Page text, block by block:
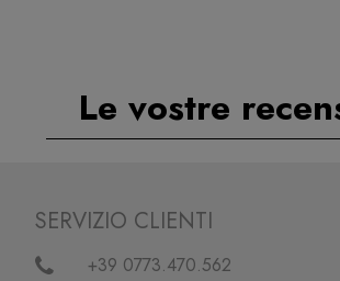
Le vostre
SERVIZIO CLIENTI
+39 0773.470.562